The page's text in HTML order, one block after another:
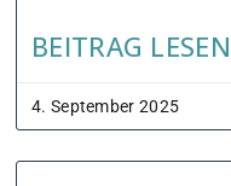
BEITRAG
4. September 2025